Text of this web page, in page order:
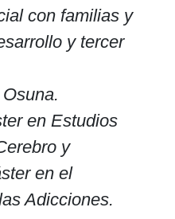
con familias y
y tercer
en Estudios
y
en el
Adicciones.